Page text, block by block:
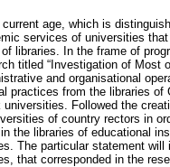
current age, which is
services of universities
libraries. In the frame of
titled “Investigation of Most
and organisational
practices from the libraries of
universities. Followed the
of country rectors in
the libraries of educational
The particular statement
that corresponded in the